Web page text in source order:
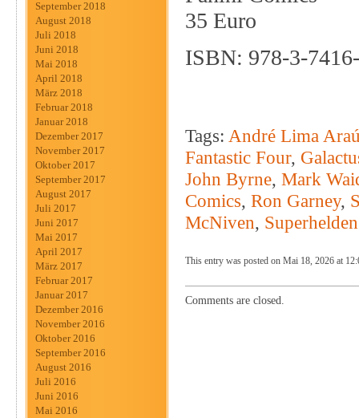
September 2018
August 2018
Juli 2018
Juni 2018
Mai 2018
April 2018
März 2018
Februar 2018
Januar 2018
Dezember 2017
November 2017
Oktober 2017
September 2017
August 2017
Juli 2017
Juni 2017
Mai 2017
April 2017
März 2017
Februar 2017
Januar 2017
Dezember 2016
November 2016
Oktober 2016
September 2016
August 2016
Juli 2016
Juni 2016
Mai 2016
35 Euro
ISBN: 978-3-
Tags: André Lima
Fantastic Four,
John Byrne, Mark
Comics, Ron Garney,
McNiven, Superhelden
This entry was posted on Mai 18, 2026 at
Comments are closed.